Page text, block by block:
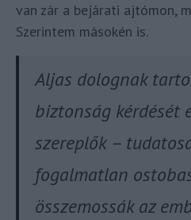
van zár a bejárati ajtómon,
Szerintem másokén is.
Aljas dolognak
biztonság kérdését
szereplők –
fogalmatlan
összemossák az